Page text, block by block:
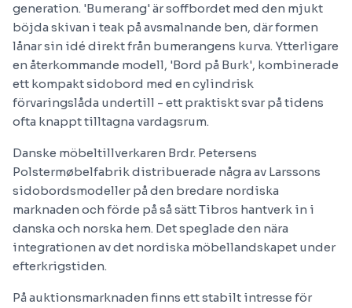
generation. 'Bumerang' är soffbordet med den mjukt
böjda skivan i teak på avsmalnande ben, där formen
lånar sin idé direkt från bumerangens kurva. Ytterligare
en återkommande modell, 'Bord på Burk', kombinerade
ett kompakt sidobord med en cylindrisk
förvaringslåda undertill - ett praktiskt svar på tidens
ofta knappt tilltagna vardagsrum.
Danske möbeltillverkaren Brdr. Petersens
Polstermøbelfabrik distribuerade några av Larssons
sidobordsmodeller på den bredare nordiska
marknaden och förde på så sätt Tibros hantverk in i
danska och norska hem. Det speglade den nära
integrationen av det nordiska möbellandskapet under
efterkrigstiden.
På auktionsmarknaden finns ett stabilt intresse för